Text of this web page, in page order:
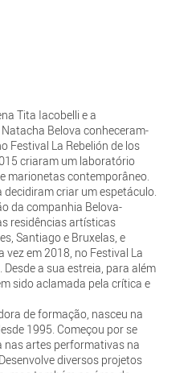
Tita Iacobelli e a
Belova conheceram-
Festival La Rebelión de los
criaram um laboratório
marionetas contemporâneo.
criar um espetáculo.
da companhia Belova-
residências artísticas
Santiago e Bruxelas, e
em 2018, no Festival La
Desde a sua estreia, para além
sido aclamada pela crítica e
de formação, nasceu na
1995. Começou por se
artes performativas na
diversos projetos